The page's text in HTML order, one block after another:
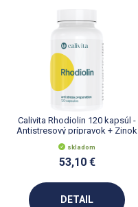
Calivita Rhodiolin 120 kapsúl -
Antistresový prípravok + Zinok
skladom
53,10 €
DETAIL